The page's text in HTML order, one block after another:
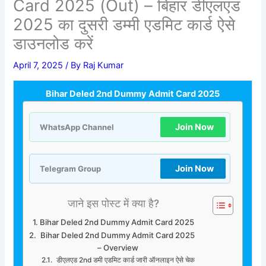
Card 2025 (Out) – बिहार डीएलएड
2025 का दुसरी डम्मी एडमिट कार्ड ऐसे
डाउनलोड करें
April 7, 2025/ By Raj Kumar
Bihar Deled 2nd Dummy Admit Card 2025
WhatsApp Channel Join Now
Telegram Group Join Now
जाने इस पोस्ट में क्या है?
Bihar Deled 2nd Dummy Admit Card 2025
Bihar Deled 2nd Dummy Admit Card 2025
– Overview
डीएलएड 2nd डमी एडमिट कार्ड जारी ऑनलाइन ऐसे चेक